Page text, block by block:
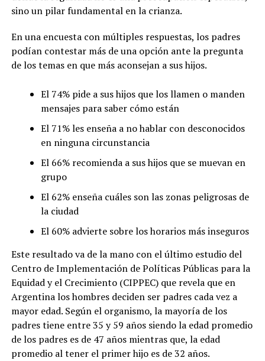
sino un pilar fundamental en la crianza.
En una encuesta con múltiples respuestas, los padres
podían contestar más de una opción ante la pregunta
de los temas en que más aconsejan a sus hijos.
El 74% pide a sus hijos que los llamen o manden
mensajes para saber cómo están
El 71% les enseña a no hablar con desconocidos
en ninguna circunstancia
El 66% recomienda a sus hijos que se muevan en
grupo
El 62% enseña cuáles son las zonas peligrosas de
la ciudad
El 60% advierte sobre los horarios más inseguros
Este resultado va de la mano con el último estudio del
Centro de Implementación de Políticas Públicas para la
Equidad y el Crecimiento (CIPPEC) que revela que en
Argentina los hombres deciden ser padres cada vez a
mayor edad. Según el organismo, la mayoría de los
padres tiene entre 35 y 59 años siendo la edad promedio
de los padres es de 47 años mientras que, la edad
promedio al tener el primer hijo es de 32 años.